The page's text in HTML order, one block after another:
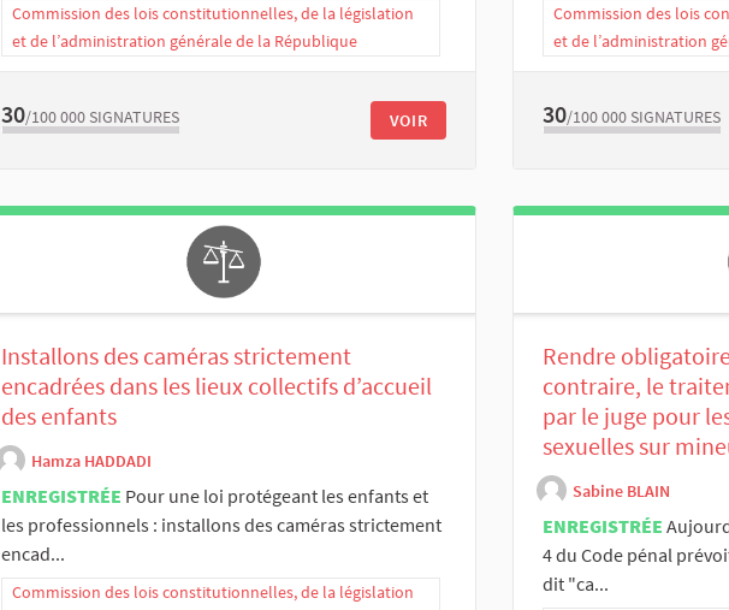
Commission des lois constitutionnelles, de la législation
et de l’administration générale de la République
30/100 000 SIGNATURES VOIR
Commission des lois
et de l’administration
30/100 000 SIGNATURES
Installons des caméras strictement
encadrées dans les lieux collectifs d’accueil
des enfants
Hamza HADDADI
ENREGISTRÉE Pour une loi protégeant les enfants et
les professionnels : installons des caméras strictement
encad...
Commission des lois constitutionnelles, de la législation
Rendre
contraire, le
par le juge pour
sexuelles sur
Sabine BLAIN
ENREGISTRÉE
4 du Code pénal
dit "ca...